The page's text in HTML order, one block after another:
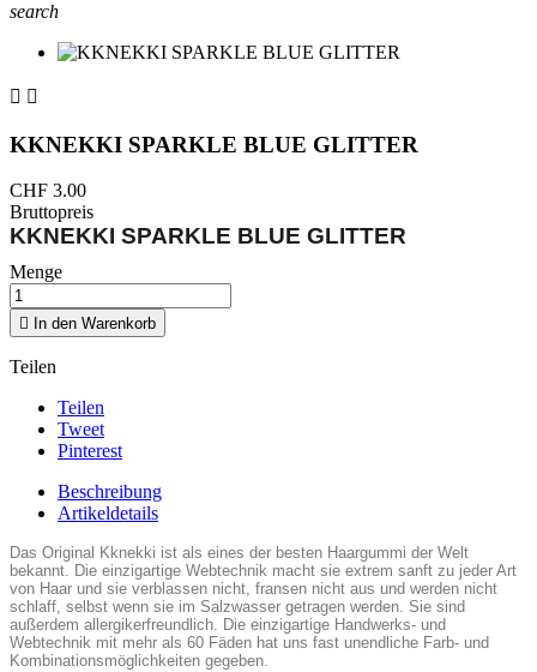
search
 
KKNEKKI SPARKLE BLUE GLITTER
CHF 3.00
Bruttopreis
KKNEKKI SPARKLE BLUE GLITTER
Menge
 In den Warenkorb
Teilen
Teilen
Tweet
Pinterest
Beschreibung
Artikeldetails
Das Original Kknekki ist als eines der besten Haargummi der Welt
bekannt. Die einzigartige Webtechnik macht sie extrem sanft zu jeder Art
von Haar und sie verblassen nicht, fransen nicht aus und werden nicht
schlaff, selbst wenn sie im Salzwasser getragen werden. Sie sind
außerdem allergikerfreundlich. Die einzigartige Handwerks- und
Webtechnik mit mehr als 60 Fäden hat uns fast unendliche Farb- und
Kombinationsmöglichkeiten gegeben.